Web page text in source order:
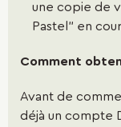
SEMITAG
La SEMITAG
et tramway de
une copie de
Pastel" en
Comment
Avant de
déjà un compte